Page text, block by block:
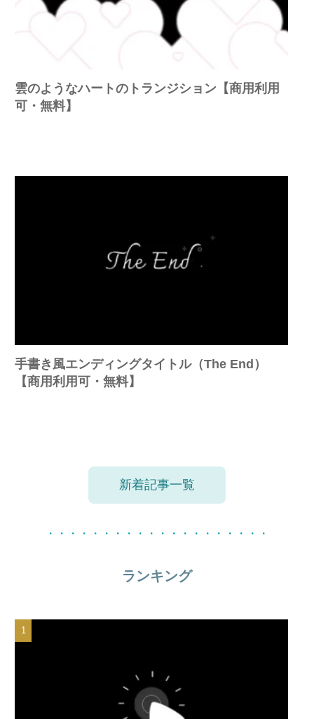
雲のようなハートのトランジション【商用利用
可・無料】
手書き風エンディングタイトル（The End）
【商用利用可・無料】
新着記事一覧
・・・・・・・・・・・・・・・・・・・・
ランキング